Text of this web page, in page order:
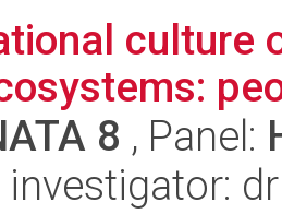
culture
8 , Panel: